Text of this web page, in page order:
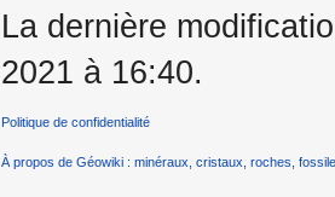
La dernière
2021 à 16:40.
Politique de confidentialité
À propos de Géowiki : minéraux, cristaux, roches,